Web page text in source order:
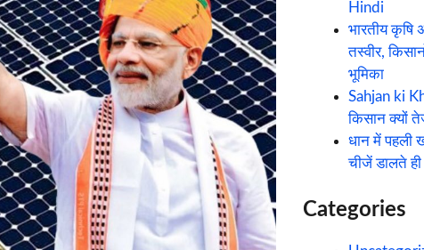
Hindi
भारतीय कृषि
तस्वीर,
भूमिका
Sahjan ki
किसान क्यों
धान में पहली
चीजें डालते
Categories